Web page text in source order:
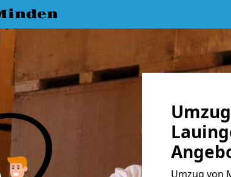
Umzug von